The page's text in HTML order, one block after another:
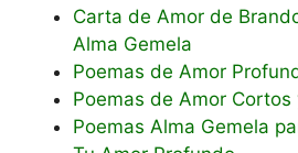
Carta de Amor de
Alma Gemela
Poemas de Amor
Poemas de Amor Cortos
Poemas Alma Gemela